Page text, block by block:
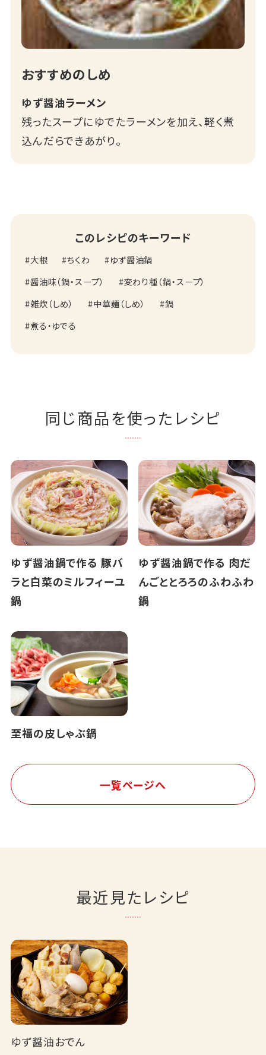
おすすめのしめ
ゆず醤油ラーメン
残ったスープにゆでたラーメンを加え、軽く煮
込んだらできあがり。
このレシピのキーワード
大根 ちくわ
ゆず醤油鍋
醤油味（鍋・スープ）
変わり種（鍋・スープ）
雑炊（しめ）
中華麺（しめ）
鍋
煮る・ゆでる
同じ商品を使ったレシピ
ゆず醤油鍋で作る 豚バ
ラと白菜のミルフィーユ
鍋
ゆず醤油鍋で作る 肉だ
んごととろろのふわふわ
鍋
至福の皮しゃぶ鍋
一覧ページへ
最近見たレシピ
ゆず醤油おでん